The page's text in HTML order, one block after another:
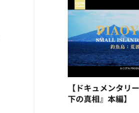
【ドキュメンタリ
下の真相』本編】